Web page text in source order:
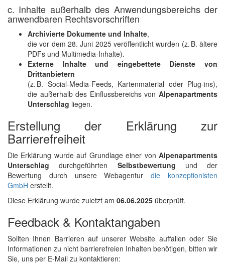
c. Inhalte außerhalb des Anwendungsbereichs der
anwendbaren Rechtsvorschriften
Archivierte Dokumente und Inhalte,
die vor dem 28. Juni 2025 veröffentlicht wurden (z. B. ältere
PDFs und Multimedia-Inhalte).
Externe Inhalte und eingebettete Dienste von
Drittanbietern
(z. B. Social-Media-Feeds, Kartenmaterial oder Plug-ins),
die außerhalb des Einflussbereichs von Alpenapartments
Unterschlag liegen.
Erstellung der Erklärung zur
Barrierefreiheit
Die Erklärung wurde auf Grundlage einer von Alpenapartments
Unterschlag durchgeführten Selbstbewertung und der
Bewertung durch unsere Webagenturdie konzeptionisten
GmbH erstellt.
Diese Erklärung wurde zuletzt am 06.06.2025 überprüft.
Feedback & Kontaktangaben
Sollten Ihnen Barrieren auf unserer Website auffallen oder Sie
Informationen zu nicht barrierefreien Inhalten benötigen, bitten wir
Sie, uns per E-Mail zu kontaktieren: